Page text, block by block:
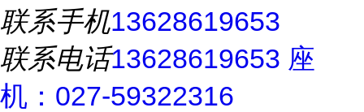
联系手机13628619653
联系电话13628619653 座
机：027-59322316